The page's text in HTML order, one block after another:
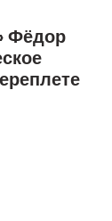
Фёдор